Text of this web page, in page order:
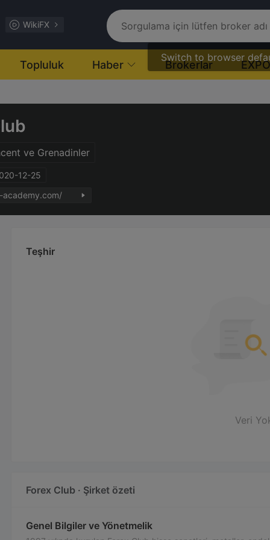
WikiFX
Switch to browser
Topluluk Haber Brokerlar EXPO
ve Grenadinler
12-25
Teşhir
Veri
Forex Club · Şirket özeti
Genel Bilgiler ve Yönetmelik